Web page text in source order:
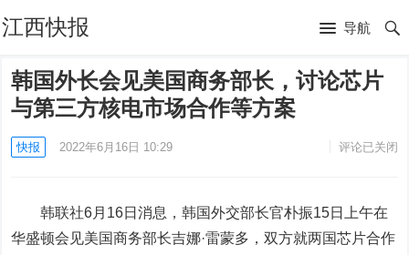
江西快报 导航
韩国外长会见美国商务部长，讨论芯片
与第三方核电市场合作等方案
快报 2022年6月16日 10:29 评论已关闭
韩联社6月16日消息，韩国外交部长官朴振15日上午在
华盛顿会见美国商务部长吉娜·雷蒙多，双方就两国芯片合作